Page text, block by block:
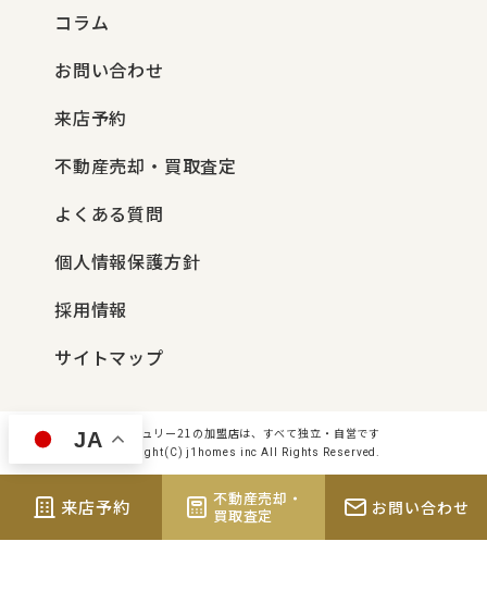
コラム
お問い合わせ
来店予約
不動産売却・買取査定
よくある質問
個人情報保護方針
採用情報
サイトマップ
センチュリー21の加盟店は、すべて独立・自営です
Copyright(C) j1homes inc All Rights Reserved.
来店予約
不動産売却・
買取査定
お問い合わせ
JA